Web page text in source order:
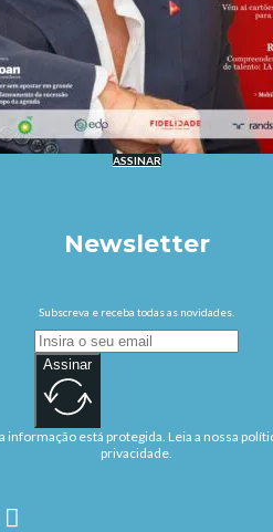
ASSINAR
Newsletter
Subscreva e receba todas as novidades.
Assinar
informação está protegida. Leia a nossa
privacidade.